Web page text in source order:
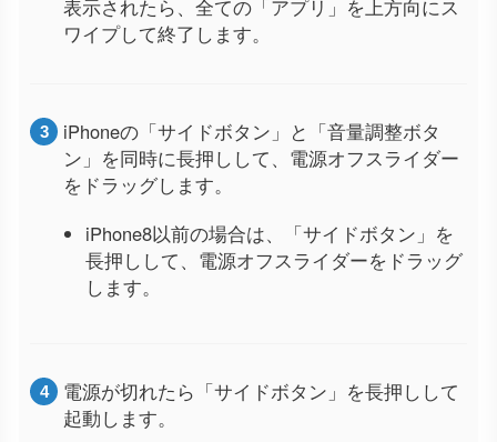
表示されたら、全ての「アプリ」を上方向にス
ワイプして終了します。
iPhoneの「サイドボタン」と「音量調整ボタ
ン」を同時に長押しして、電源オフスライダー
をドラッグします。
iPhone8以前の場合は、「サイドボタン」を
長押しして、電源オフスライダーをドラッグ
します。
電源が切れたら「サイドボタン」を長押しして
起動します。